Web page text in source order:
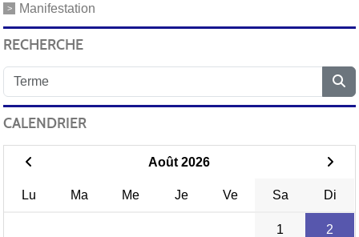
Manifestation
RECHERCHE
CALENDRIER
Août 2026
Lu Ma Me Je Ve Sa Di
1 2